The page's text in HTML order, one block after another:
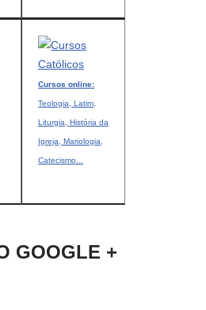
Cursos online:
Teologia, Latim,
Liturgia, História da
Igreja, Mariologia,
Catecismo...
GOOGLE +